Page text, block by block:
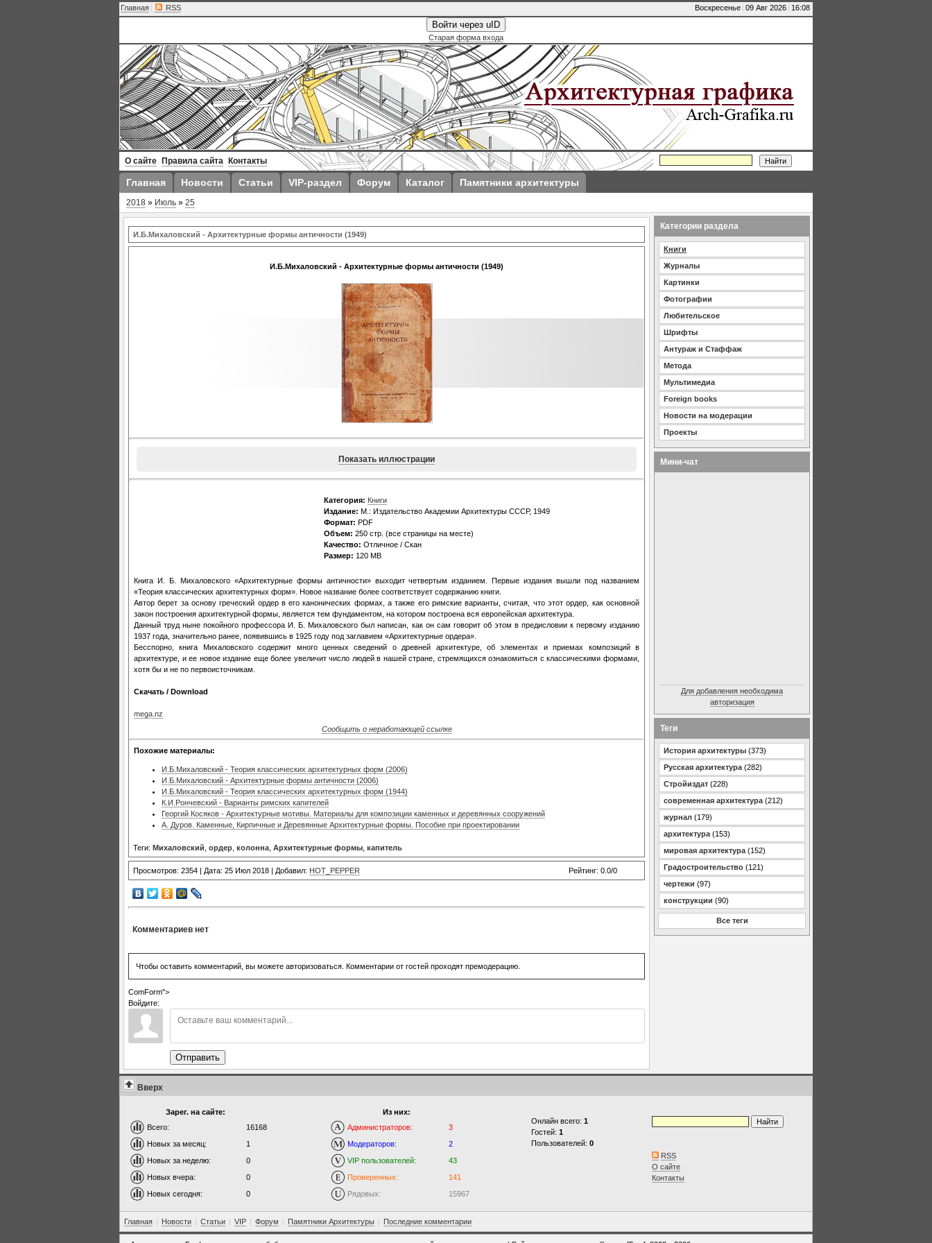
Воскресенье | 09 Авг 2026 | 16:08
Главная | RSS
Войти через uID
Старая форма входа
О сайте Правила сайта Контакты
Главная Новости Статьи VIP-раздел Форум Каталог Памятники архитектуры
2018 » Июль » 25
И.Б.Михаловский - Архитектурные формы античности (1949)
И.Б.Михаловский - Архитектурные формы античности (1949)
Показать иллюстрации
Категория: Книги
Издание: М.: Издательство Академии Архитектуры СССР, 1949
Формат: PDF
Объем: 250 стр. (все страницы на месте)
Качество: Отличное / Скан
Размер: 120 MB
Книга И. Б. Михаловского «Архитектурные формы античности» выходит четвертым изданием. Первые издания вышли под названием
«Теория классических архитектурных форм». Новое название более соответствует содержанию книги.
Автор берет за основу греческий ордер в его канонических формах, а также его римские варианты, считая, что этот ордер, как основной
закон построения архитектурной формы, является тем фундаментом, на котором построена вся европейская архитектура.
Данный труд ныне покойного профессора И. Б. Михаловского был написан, как он сам говорит об этом в предисловии к первому изданию
1937 года, значительно ранее, появившись в 1925 году под заглавием «Архитектурные ордера».
Бесспорно, книга Михаловского содержит много ценных сведений о древней архитектуре, об элементах и приемах композиций в
архитектуре, и ее новое издание еще более увеличит число людей в нашей стране, стремящихся ознакомиться с классическими формами,
хотя бы и не по первоисточникам.
Скачать / Download
mega.nz
Сообщить о неработающей ссылке
Похожие материалы:
И.Б.Михаловский - Теория классических архитектурных форм (2006)
И.Б.Михаловский - Архитектурные формы античности (2006)
И.Б.Михаловский - Теория классических архитектурных форм (1944)
К.И.Рончевский - Варианты римских капителей
Георгий Косяков - Архитектурные мотивы. Материалы для композиции каменных и деревянных сооружений
А. Дуров. Каменные, Кирпичные и Деревянные Архитектурные формы. Пособие при проектировании
Теги: Михаловский ордер колонна Архитектурные формы капитель
Просмотров: 2354 | Дата: 25 Июл 2018 | Добавил: HOT_PEPPER Рейтинг: 0.0/0
Комментариев нет
Чтобы оставить комментарий, вы можете авторизоваться. Комментарии от гостей проходят премодерацию.
ComForm">
Войдите:
Отправить
Категории раздела
Книги
Журналы
Картинки
Фотографии
Любительское
Шрифты
Антураж и Стаффаж
Метода
Мультимедиа
Foreign books
Новости на модерации
Проекты
Мини-чат
Для добавления необходима
авторизация
Теги
История архитектуры (373)
Русская архитектура (282)
Стройиздат (228)
современная архитектура (212)
журнал (179)
архитектура (153)
мировая архитектура (152)
Градостроительство (121)
чертежи (97)
конструкции (90)
Все теги
Вверх
Зарег. на сайте:
Всего:
16168
Новых за месяц:
1
Новых за неделю:
0
Новых вчера:
0
Новых сегодня:
0
Из них:
Администраторов:
3
Модераторов:
2
VIP пользователей:
43
Проверенных:
141
Рядовых:
15967
Онлайн всего: 1
Гостей: 1
Пользователей: 0
RSS
О сайте
Контакты
Главная | Новости | Статьи | VIP | Форум | Памятники Архитектуры | Последние комментарии